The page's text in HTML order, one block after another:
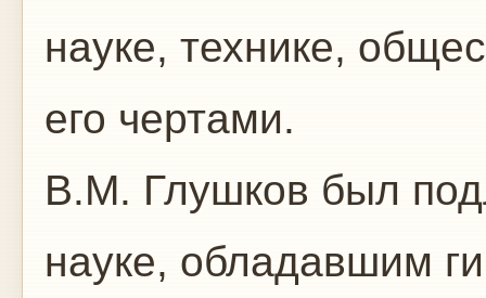
науке, технике,
его чертами.
В.М. Глушков был
науке, обладавшим